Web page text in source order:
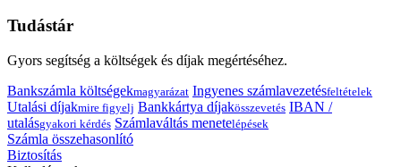
Tudástár
Gyors segítség a költségek és díjak megértéséhez.
Bankszámla költségekmagyarázat Ingyenes számlavezetésfeltételek
Utalási díjakmire figyelj Bankkártya díjakösszevetés IBAN /
utalásgyakori kérdés Számlaváltás menetelépések
Számla összehasonlító
Biztosítás